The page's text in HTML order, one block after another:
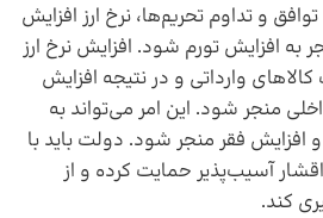
و تداوم تحریم‌ها، نرخ ارز افزایش
به افزایش تورم شود. افزایش نرخ ارز
وارداتی و در نتیجه افزایش
منجر شود. این امر می‌تواند به
فقر منجر شود. دولت باید با
آسیب‌پذیر حمایت کرده و از
کند.